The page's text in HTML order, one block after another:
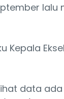
Kepala
data